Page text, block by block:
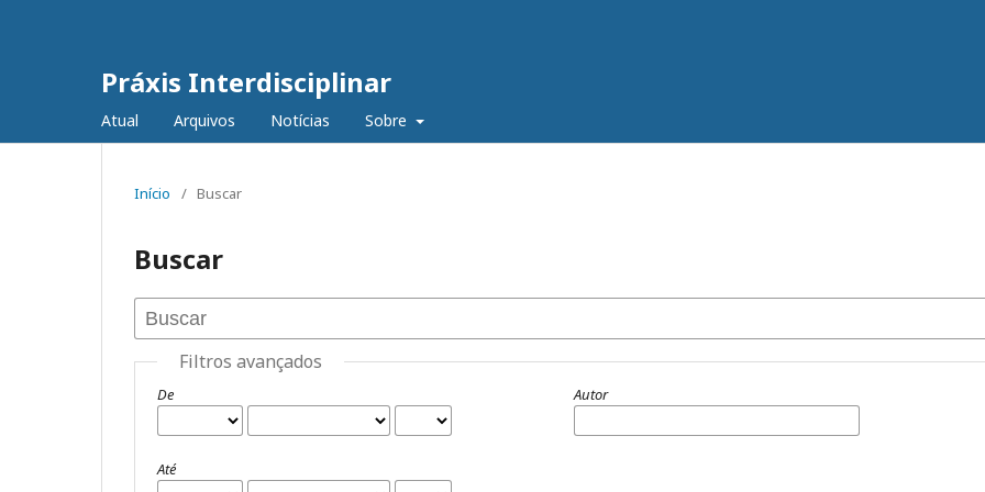
Práxis Interdisciplinar
Atual Arquivos Notícias Sobre
Início / Buscar
Buscar
Filtros avançados
De
Até
Autor